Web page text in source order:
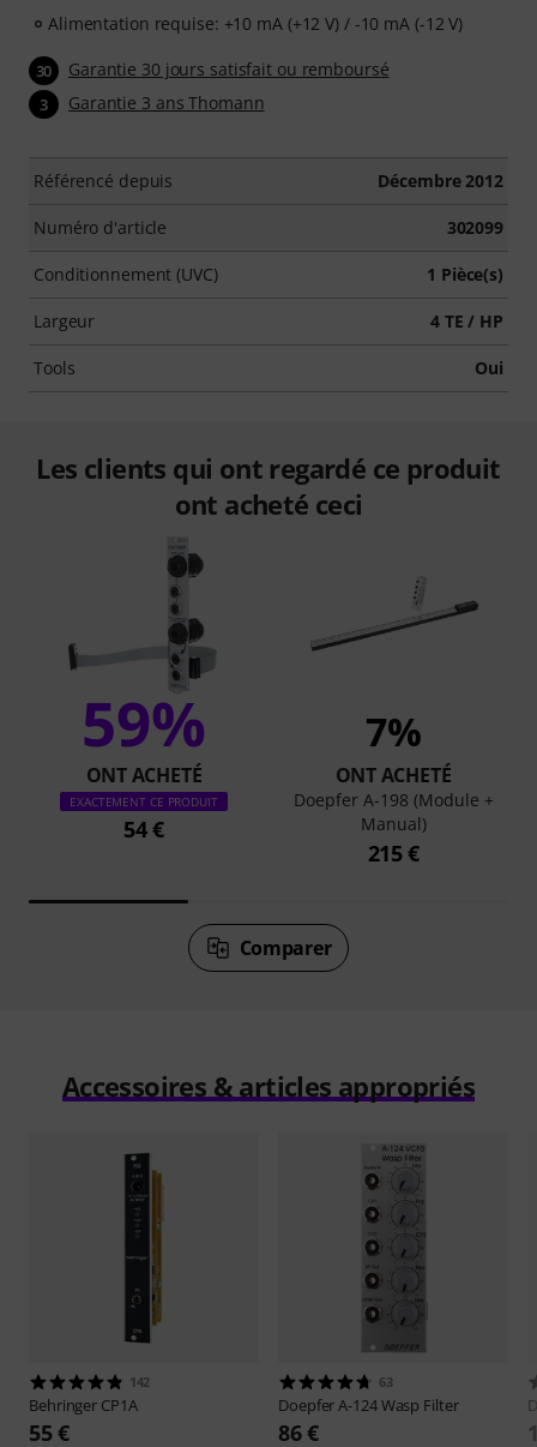
Alimentation requise: +10 mA (+12 V) / -10 mA (-12 V)
30 Garantie 30 jours satisfait ou remboursé
3 Garantie 3 ans Thomann
Référencé depuis Décembre 2012
Numéro d'article 302099
Conditionnement (UVC) 1 Pièce(s)
Largeur 4 TE / HP
Tools Oui
Les clients qui ont regardé ce produit
ont acheté ceci
59%
ONT ACHETÉ
EXACTEMENT CE PRODUIT
54 €
7%
ONT ACHETÉ
Doepfer A-198 (Module +
Manual)
215 €
Comparer
Accessoires & articles appropriés
142
Behringer CP1A
55 €
63
DoepferA-124 Wasp Filter
86 €